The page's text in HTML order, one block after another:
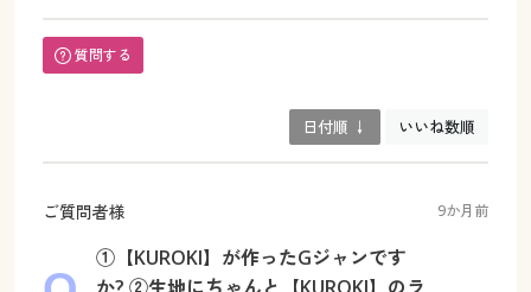
質問する
日付順 ↓ いいね数順
ご質問者様 9か月前
①【KUROKI】が作ったGジャンです